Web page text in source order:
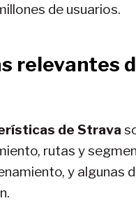
de usuarios.
relevantes
de Strava
rutas y
y algunas